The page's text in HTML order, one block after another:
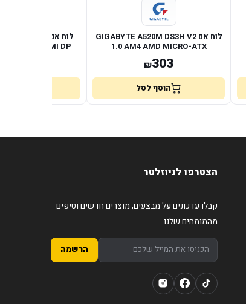
לוח אם GIGABYTE A520M DS3H V2
1.0 AM4 AMD MICRO-ATX
₪303
הוסף לסל
Atx HDMI DP
הצטרפו לניוזלטר
קבלו עדכונים על מבצעים, מוצרים חדשים וטיפים
מהמומחים שלנו
הרשמה